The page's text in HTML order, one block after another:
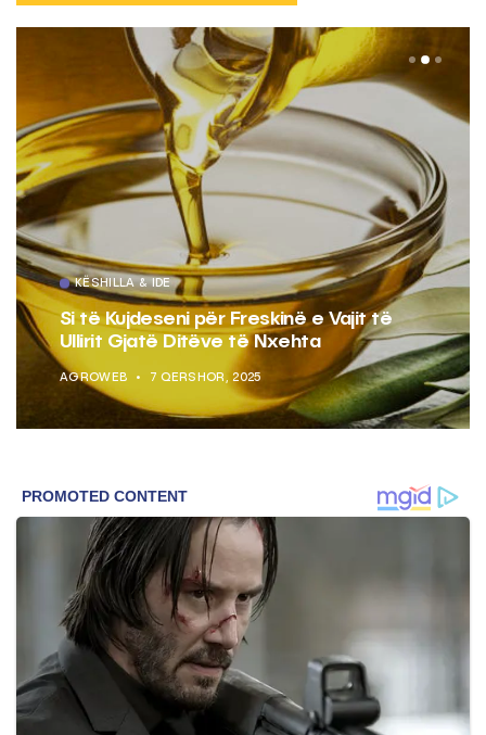
KËSHILLA & IDE
Si të Kujdeseni për Freskinë e Vajit të
Ullirit Gjatë Ditëve të Nxehta
AGROWEB 7 QERSHOR, 2025